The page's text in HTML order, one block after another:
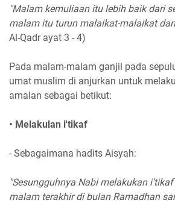
"Malam kemuliaan itu lebih baik dari
malam itu turun malaikat-malaikat
Al-Qadr ayat 3 - 4)
Pada malam-malam ganjil pada
umat muslim di anjurkan untuk
amalan sebagai betikut:
• Melakulan i'tikaf
- Sebagaimana hadits Aisyah:
"Sesungguhnya Nabi melakukan
malam terakhir di bulan Ramadhan